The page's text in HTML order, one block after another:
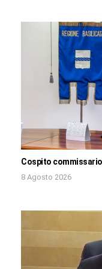
Cospito
8 Agosto 2026